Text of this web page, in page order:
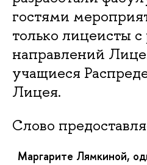
гостями
только лицеисты с
направлений
учащиеся
Лицея.
Слово
Маргарите Лямкиной,